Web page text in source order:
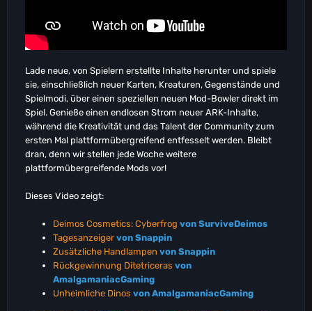
Lade neue, von Spielern erstellte Inhalte herunter und spiele
sie, einschließlich neuer Karten, Kreaturen, Gegenstände und
Spielmodi, über einen speziellen neuen Mod-Bowler direkt im
Spiel. Genieße einen endlosen Strom neuer ARK-Inhalte,
während die Kreativität und das Talent der Community zum
ersten Mal plattformübergreifend entfesselt werden. Bleibt
dran, denn wir stellen jede Woche weitere
plattformübergreifende Mods vor!
Dieses Video zeigt:
Deimos Cosmetics: Cyberfrog von SurviveDeimos
Tagesanzeiger von Snappin
Zusätzliche Handlampen von Snappin
Rückgewinnung Ditetriceras von
AmalgamaniacGaming
Unheimliche Dinos von AmalgamaniacGaming